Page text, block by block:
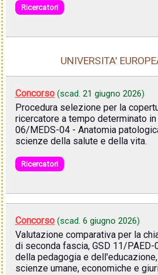
Ricercatori
UNIVERSITA'
Concorso (scad. 21 giugno 2026)
Procedura selezione per la
ricercatore a tempo determinato in
06/MEDS-04 - Anatomia
scienze della salute e della vita.
Ricercatori
Concorso (scad. 6 giugno 2026)
Valutazione comparativa per la
di seconda fascia, GSD 11/
della pedagogia e
scienze umane, economiche e